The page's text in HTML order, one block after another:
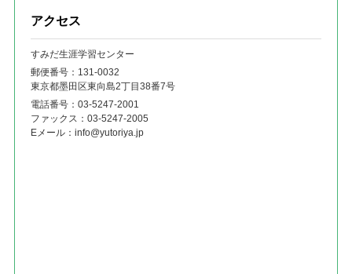
アクセス
すみだ生涯学習センター
郵便番号：131‐0032
東京都墨田区東向島2丁目38番7号
電話番号： 03-5247-2001
ファックス： 03-5247-2005
Eメール： info@yutoriya.jp